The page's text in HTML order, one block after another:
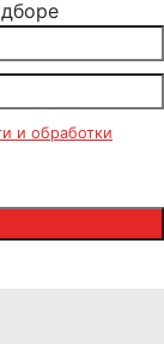
и обработки